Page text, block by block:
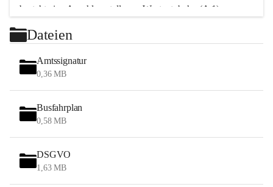
besteht eine Anschlussstelle zur Westautobahn (A 1).
Wien erreicht man in ca. 45 Minuten.
Stössing zählt noch zum Naherholungsraum Wien sowie
zum Naherholungsraum St. Pölten. Viele Bauernhöfe hatten
„ihre Wiener“. Seit 1960 bauten viele Wiener
Wochenendhäuser im Gemeindegebiet. Wegen des
waldreichen Jagdgebietes haben viele Jagdpächter ihre
Das Wandern ist aus touristischer Sicht die bedeutendste
Tätigkeit. Das hügelige Gebiet mit Wanderwegen durch
Wiesen, Wälder und Obstkulturen lädt dazu ein. Gefördert
Dateien
Amtssignatur
0,36 MB
Busfahrplan
0,58 MB
DSGVO
1,63 MB